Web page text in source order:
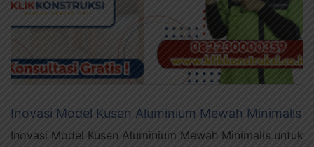
Inovasi Model Kusen Aluminium Mewah Minimalis
Inovasi Model Kusen Aluminium Mewah Minimalis untuk